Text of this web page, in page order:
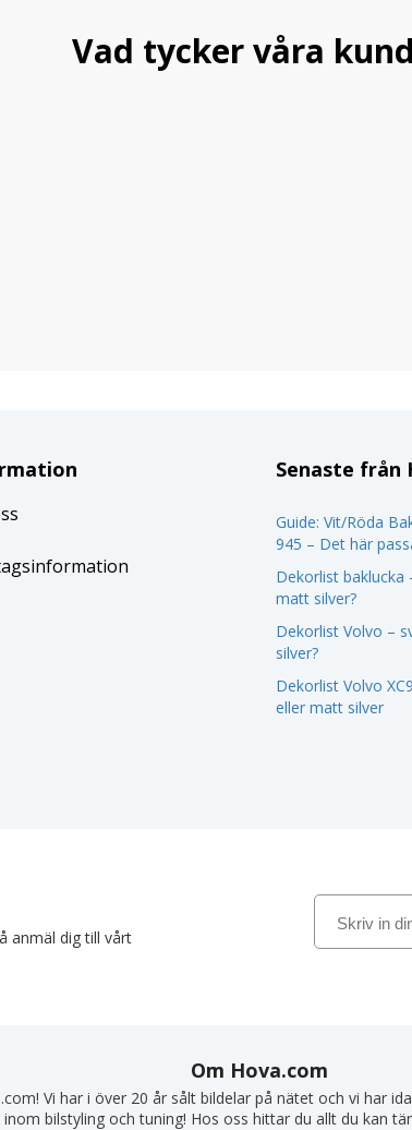
Vad tycker våra
Senaste från
Guide: Vit/Röda
945 – Det här
Dekorlist baklucka
matt silver?
Dekorlist Volvo –
silver?
Dekorlist Volvo
eller matt silver
anmäl dig till vårt
Om Hova.com
Vi har i över 20 år sålt bildelar på nätet och vi har
bilstyling och tuning! Hos oss hittar du allt du kan